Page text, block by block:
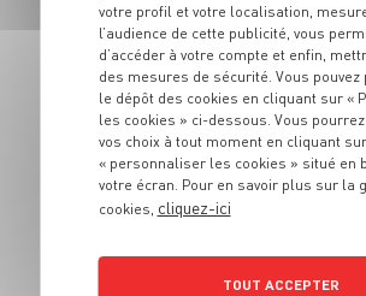
4 pers. 15 min
Bar rôti au citron
votre profil et votre localisation,
l’audience de cette publicité, vous
d’accéder à votre compte et enfin,
des mesures de sécurité. Vous
le dépôt des cookies en cliquant sur «
les cookies » ci-dessous. Vous
vos choix à tout moment en cliquant
« personnaliser les cookies » situé en
votre écran. Pour en savoir plus sur la
cookies, cliquez-ici
TOUT ACCEPTER